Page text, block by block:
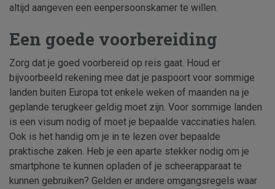
altijd aangeven een eenpersoonskamer te willen.
Een goede voorbereiding
Zorg dat je goed voorbereid op reis gaat. Houd er
bijvoorbeeld rekening mee dat je paspoort voor sommige
landen buiten Europa tot enkele weken of maanden na je
geplande terugkeer geldig moet zijn. Voor sommige landen
is een visum nodig of moet je bepaalde vaccinaties halen.
Ook is het handig om je in te lezen over bepaalde
praktische zaken. Heb je een aparte stekker nodig om je
smartphone te kunnen opladen of je scheerapparaat te
kunnen gebruiken? Gelden er andere omgangsregels waar